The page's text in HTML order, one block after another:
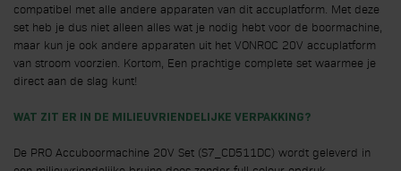
compatibel met alle andere apparaten van dit accuplatform. Met deze
set heb je dus niet alleen alles wat je nodig hebt voor de boormachine,
maar kun je ook andere apparaten uit het VONROC 20V accuplatform
van stroom voorzien. Kortom, Een prachtige complete set waarmee je
direct aan de slag kunt!
WAT ZIT ER IN DE MILIEUVRIENDELIJKE VERPAKKING?
De PRO Accuboormachine 20V Set (S7_CD511DC) wordt geleverd in